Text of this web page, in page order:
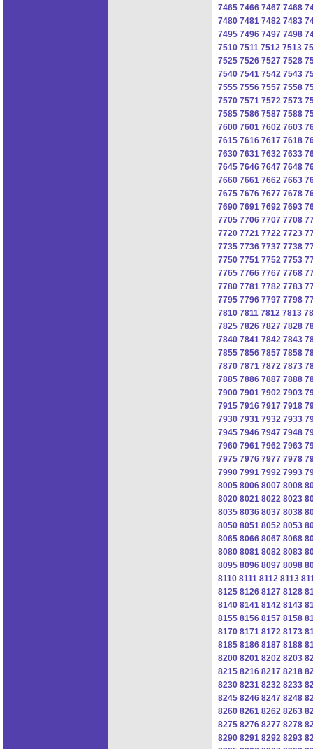
7465 7466 7467 7468
7480 7481 7482 7483
7495 7496 7497 7498
7510 7511 7512 7513
7525 7526 7527 7528
7540 7541 7542 7543
7555 7556 7557 7558
7570 7571 7572 7573
7585 7586 7587 7588
7600 7601 7602 7603
7615 7616 7617 7618
7630 7631 7632 7633
7645 7646 7647 7648
7660 7661 7662 7663
7675 7676 7677 7678
7690 7691 7692 7693
7705 7706 7707 7708
7720 7721 7722 7723
7735 7736 7737 7738
7750 7751 7752 7753
7765 7766 7767 7768
7780 7781 7782 7783
7795 7796 7797 7798
7810 7811 7812 7813
7825 7826 7827 7828
7840 7841 7842 7843
7855 7856 7857 7858
7870 7871 7872 7873
7885 7886 7887 7888
7900 7901 7902 7903
7915 7916 7917 7918
7930 7931 7932 7933
7945 7946 7947 7948
7960 7961 7962 7963
7975 7976 7977 7978
7990 7991 7992 7993
8005 8006 8007 8008
8020 8021 8022 8023
8035 8036 8037 8038
8050 8051 8052 8053
8065 8066 8067 8068
8080 8081 8082 8083
8095 8096 8097 8098
8110 8111 8112 8113
8125 8126 8127 8128
8140 8141 8142 8143
8155 8156 8157 8158
8170 8171 8172 8173
8185 8186 8187 8188
8200 8201 8202 8203
8215 8216 8217 8218
8230 8231 8232 8233
8245 8246 8247 8248
8260 8261 8262 8263
8275 8276 8277 8278
8290 8291 8292 8293